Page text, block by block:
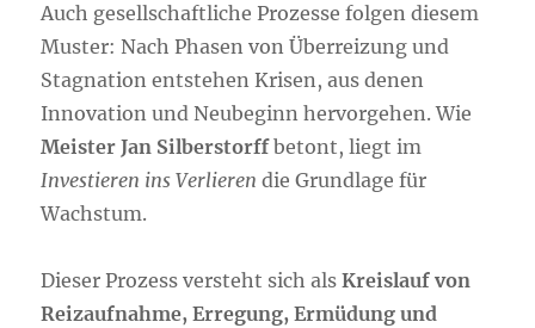
Auch gesellschaftliche Prozesse folgen diesem
Muster: Nach Phasen von Überreizung und
Stagnation entstehen Krisen, aus denen
Innovation und Neubeginn hervorgehen. Wie
Meister Jan Silberstorffbetont, liegt im
Investieren ins Verlieren die Grundlage für
Wachstum.
Dieser Prozess versteht sich alsKreislauf von
Reizaufnahme, Erregung, Ermüdung und